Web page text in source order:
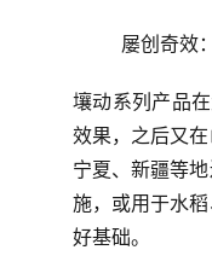
屡创奇效：
壤动系列产品
效果，之后又
宁夏、新疆等
施，或用于水
好基础。